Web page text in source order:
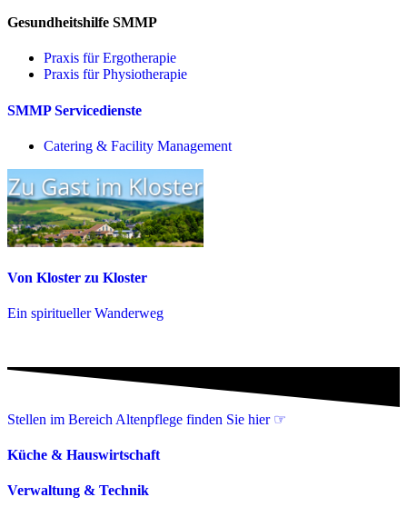
Gesundheitshilfe SMMP
Praxis für Ergo­therapie
Praxis für Physio­therapie
SMMP Servicedienste
Catering & Facility Management
Von Kloster zu Kloster
Ein spiritueller Wanderweg
Stellen im Bereich Altenpflege finden Sie hier ☞
Küche & Hauswirtschaft
Verwaltung & Technik